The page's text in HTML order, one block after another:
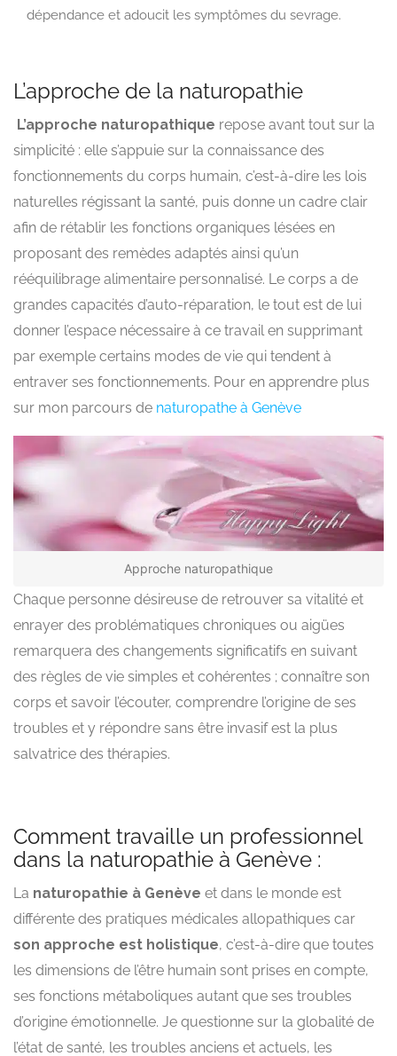
dépendance et adoucit les symptômes du sevrage.
L’approche de la naturopathie
L’approche naturopathique repose avant tout sur la
simplicité : elle s’appuie sur la connaissance des
fonctionnements du corps humain, c’est-à-dire les lois
naturelles régissant la santé, puis donne un cadre clair
afin de rétablir les fonctions organiques lésées en
proposant des remèdes adaptés ainsi qu’un
rééquilibrage alimentaire personnalisé. Le corps a de
grandes capacités d’auto-réparation, le tout est de lui
donner l’espace nécessaire à ce travail en supprimant
par exemple certains modes de vie qui tendent à
entraver ses fonctionnements. Pour en apprendre plus
sur mon parcours de naturopathe à Genève
Approche naturopathique
Chaque personne désireuse de retrouver sa vitalité et
enrayer des problématiques chroniques ou aigües
remarquera des changements significatifs en suivant
des règles de vie simples et cohérentes ; connaître son
corps et savoir l’écouter, comprendre l’origine de ses
troubles et y répondre sans être invasif est la plus
salvatrice des thérapies.
Comment travaille un professionnel
dans la naturopathie à Genève :
La naturopathie à Genève et dans le monde est
différente des pratiques médicales allopathiques car
son approche est holistique, c’est-à-dire que toutes
les dimensions de l’être humain sont prises en compte,
ses fonctions métaboliques autant que ses troubles
d’origine émotionnelle. Je questionne sur la globalité de
l’état de santé, les troubles anciens et actuels, les